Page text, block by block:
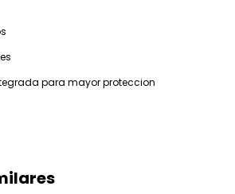
para mayor proteccion